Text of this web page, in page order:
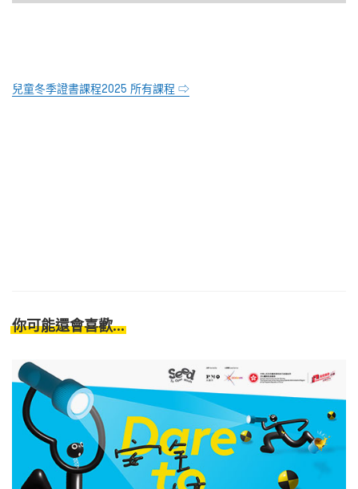
兒童冬季證書課程2025 所有課程 ⇨
你可能還會喜歡...